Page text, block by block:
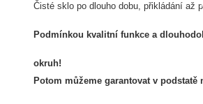
Čisté sklo po dlouho dobu, přikládání až
Podmínkou kvalitní funkce a
okruh!
Potom můžeme garantovat v